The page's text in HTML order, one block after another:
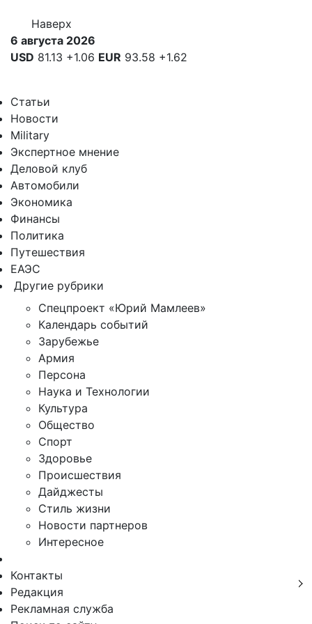
Наверх
6 августа 2026
USD 81.13 +1.06 EUR 93.58 +1.62
Статьи
Новости
Military
Экспертное мнение
Деловой клуб
Автомобили
Экономика
Финансы
Политика
Путешествия
ЕАЭС
Другие рубрики
Спецпроект «Юрий Мамлеев»
Календарь событий
Зарубежье
Армия
Персона
Наука и Технологии
Культура
Общество
Спорт
Здоровье
Происшествия
Дайджесты
Стиль жизни
Новости партнеров
Интересное
Контакты
Редакция
Рекламная служба